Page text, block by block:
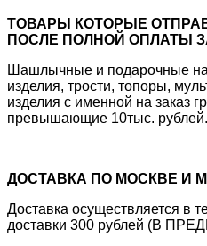
ТОВАРЫ КОТОРЫЕ
ПОСЛЕ ПОЛНОЙ ОПЛАТЫ
Шашлычные и подарочные
изделия, трости, топоры,
изделия с именной на заказ
превышающие 10тыс. рублей.
ДОСТАВКА ПО МОСКВЕ И
Доставка осуществляется в
доставки 300 рублей (В